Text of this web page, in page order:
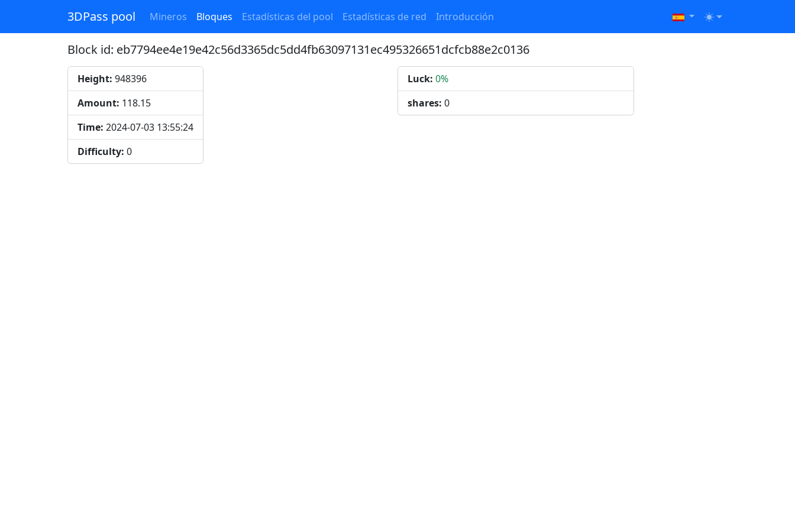
3DPass pool Mineros Bloques Estadísticas del pool Estadísticas de red Introducción
Block id: eb7794ee4e19e42c56d3365dc5dd4fb63097131ec495326651dcfcb88e2c0136
Height: 948396
Amount: 118.15
Time: 2024-07-03 13:55:24
Difficulty: 0
Luck: 0%
shares: 0